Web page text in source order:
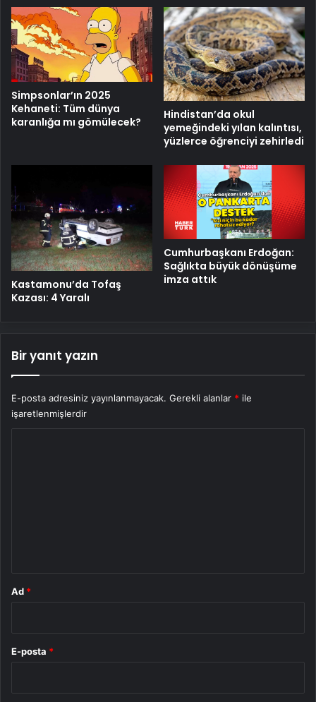
Simpsonlar’ın 2025
Kehaneti: Tüm dünya
karanlığa mı gömülecek?
Hindistan’da okul
yemeğindeki yılan kalıntısı,
yüzlerce öğrenciyi zehirledi
Kastamonu’da Tofaş
Kazası: 4 Yaralı
Cumhurbaşkanı Erdoğan:
Sağlıkta büyük dönüşüme
imza attık
Bir yanıt yazın
E-posta adresiniz yayınlanmayacak. Gerekli alanlar * ile
işaretlenmişlerdir
Ad *
E-posta *